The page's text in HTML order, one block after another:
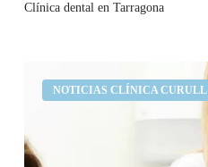
Clínica dental en Tarragona
NOTICIAS CLÍNICA CURULL
Curull,